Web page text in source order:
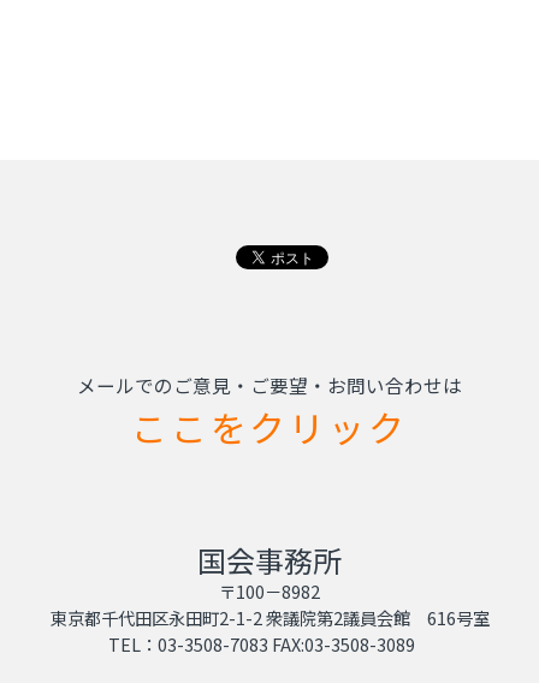
メールでのご意見・ご要望・お問い合わせは
ここをクリック
国会事務所
〒100－8982
東京都千代田区永田町2-1-2 衆議院第2議員会館 616号室
TEL：03-3508-7083 FAX:03-3508-3089